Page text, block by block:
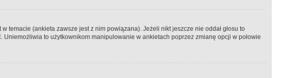
temacie (ankieta zawsze jest z nim powiązana). Jeżeli nikt jeszcze nie oddał głosu to
to użytkownikom manipulowanie w ankietach poprzez zmianę opcji w połowie